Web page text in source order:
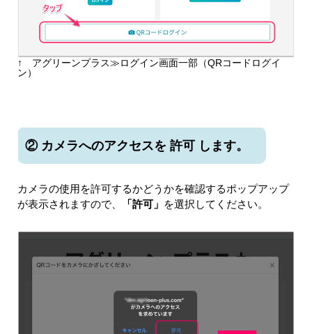
↑ アグリーンプラス≫ログイン画面一部（QRコードログイ
ン）
② カメラへのアクセスを 許可 します。
カメラの使用を許可するかどうかを確認するポップアップ
が表示されますので、
「許可」 を選択してください。